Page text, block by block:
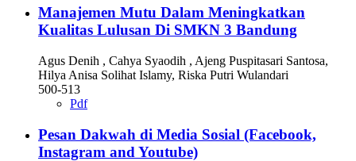
Manajemen Mutu Dalam Meningkatkan
Kualitas Lulusan Di SMKN 3 Bandung
Agus Denih , Cahya Syaodih , Ajeng Puspitasari Santosa,
Hilya Anisa Solihat Islamy, Riska Putri Wulandari
500-513
Pdf
Pesan Dakwah di Media Sosial (Facebook,
Instagram and Youtube)